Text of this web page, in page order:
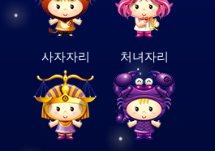
사자자리 처녀자리